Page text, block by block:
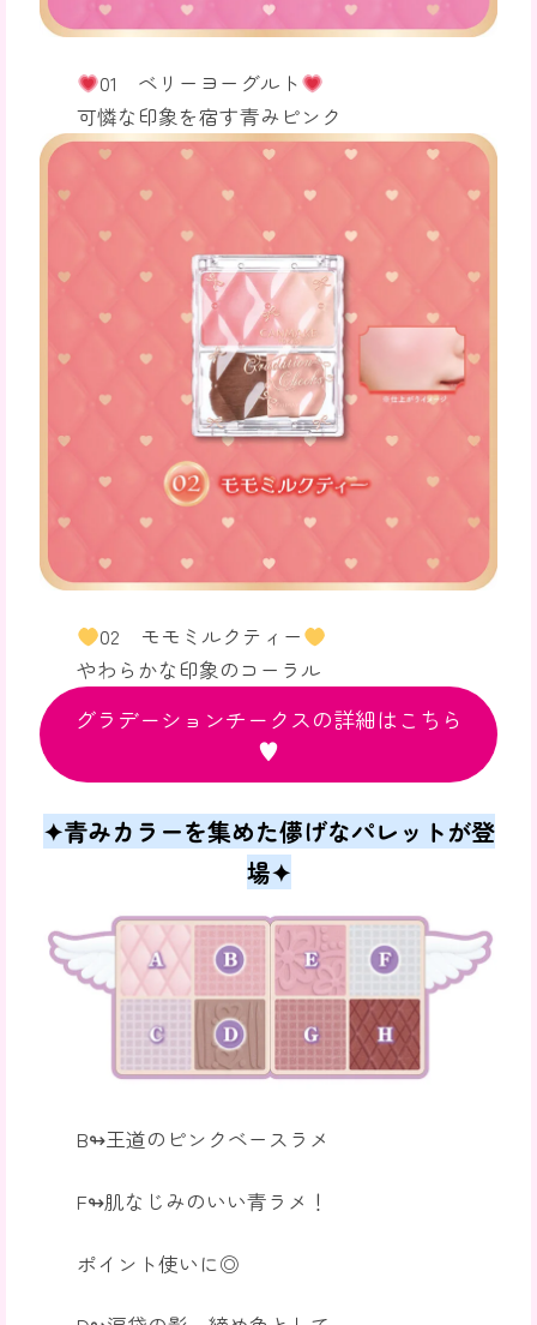
01 ベリーヨーグルト
可憐な印象を宿す青みピンク
02 モモミルクティー
やわらかな印象のコーラル
グラデーションチークスの詳細はこちら
♥
✦青みカラーを集めた儚げなパレットが登
場✦
B↬王道のピンクベースラメ
F↬肌なじみのいい青ラメ！
ポイント使いに◎